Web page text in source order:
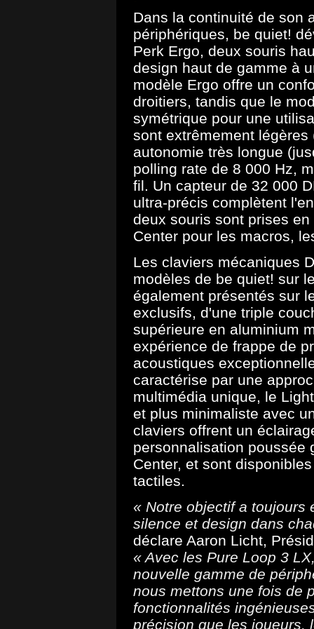
Dans la continuité de son
périphériques, be quiet!
Perk Ergo, deux souris
design haut de gamme à
modèle Ergo offre un
droitiers, tandis que le
symétrique pour une
sont extrêmement
autonomie très longue
polling rate de 8 000 Hz,
fil. Un capteur de 32 000
ultra-précis complètent
deux souris sont prises
Center pour les macros,
Les claviers mécaniques
modèles de be quiet! sur
également présentés sur
exclusifs, d'une triple
supérieure en aluminium
expérience de frappe de
acoustiques
caractérise par une
multimédia unique, le
et plus minimaliste avec
claviers offrent un
personnalisation poussée
Center, et sont
tactiles.
« Notre objectif a toujours
silence et design dans
déclare Aaron Licht,
« Avec les Pure Loop 3
nouvelle gamme de
nous mettons une fois de
fonctionnalités
précision que les joueurs,